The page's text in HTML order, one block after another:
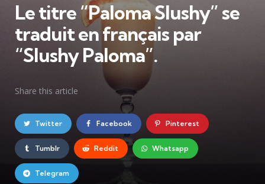
Le titre “Paloma Slushy” se
traduit en français par
“Slushy Paloma”.
Share this article
Twitter Facebook Pinterest
Tumblr Reddit Whatsapp
Telegram